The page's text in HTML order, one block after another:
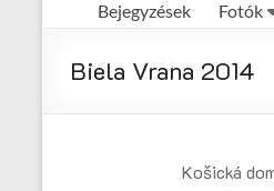
Házisörfőző
Bejegyzések Fotók
Biela Vrana 2014
Košická